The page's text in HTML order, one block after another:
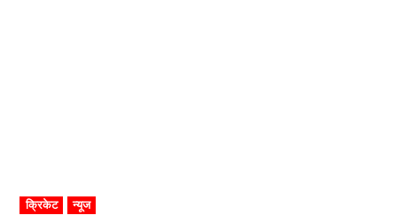
POSTED
IN
क्रिकेट न्यूज